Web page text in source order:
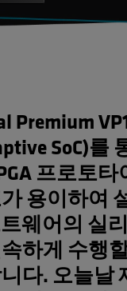
Premium
SoC)를
프로토타
용이하여
트웨어의 실
하게 수행
다. 오늘날